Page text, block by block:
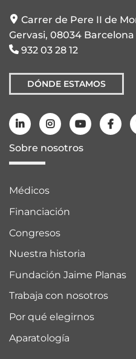
Carrer de Pere II de
Gervasi, 08034 Barcelona
932 03 28 12
DÓNDE ESTAMOS
Sobre nosotros
Médicos
Financiación
Congresos
Nuestra historia
Fundación Jaime Planas
Trabaja con nosotros
Por qué elegirnos
Aparatología